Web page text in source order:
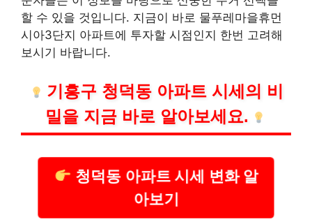
할 수 있을 것입니다. 지금이 바로 물푸레마을휴먼
시아3단지 아파트에 투자할 시점인지 한번 고려해
보시기 바랍니다.
기흥구 청덕동 아파트 시세의 비
밀을 지금 바로 알아보세요.
청덕동 아파트 시세 변화 알
아보기